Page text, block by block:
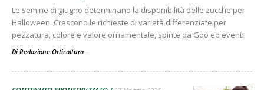
Le semine di giugno determinano la disponibilità delle zucche per
Halloween. Crescono le richieste di varietà differenziate per
pezzatura, colore e valore ornamentale, spinte da Gdo ed eventi
Di Redazione Orticoltura -